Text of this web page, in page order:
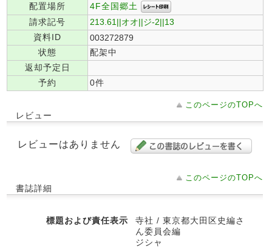
配置場所
4F全国郷土
請求記号
213.61||オオ||ジ-2||13
資料ID
003272879
状態
配架中
返却予定日
予約
0件
このページのTOPへ
レビュー
レビューはありません
このページのTOPへ
書誌詳細
標題および責任表示
寺社 / 東京都大田区史編さ
ん委員会編
ジシャ